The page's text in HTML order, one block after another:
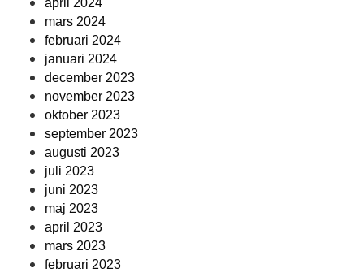
april 2024
mars 2024
februari 2024
januari 2024
december 2023
november 2023
oktober 2023
september 2023
augusti 2023
juli 2023
juni 2023
maj 2023
april 2023
mars 2023
februari 2023